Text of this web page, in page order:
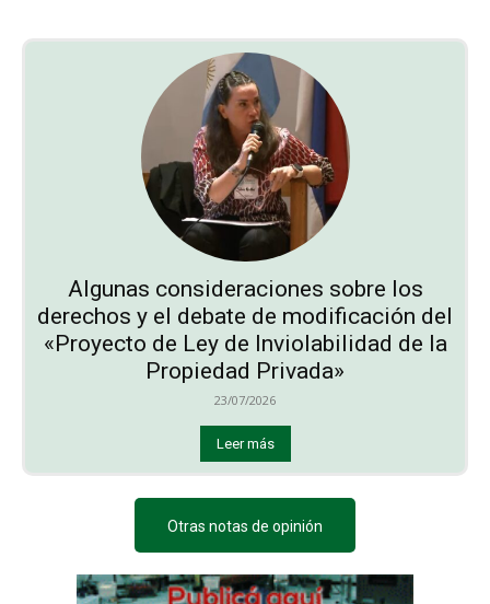
Algunas consideraciones sobre los
derechos y el debate de modificación del
«Proyecto de Ley de Inviolabilidad de la
Propiedad Privada»
23/07/2026
Leer más
Otras notas de opinión